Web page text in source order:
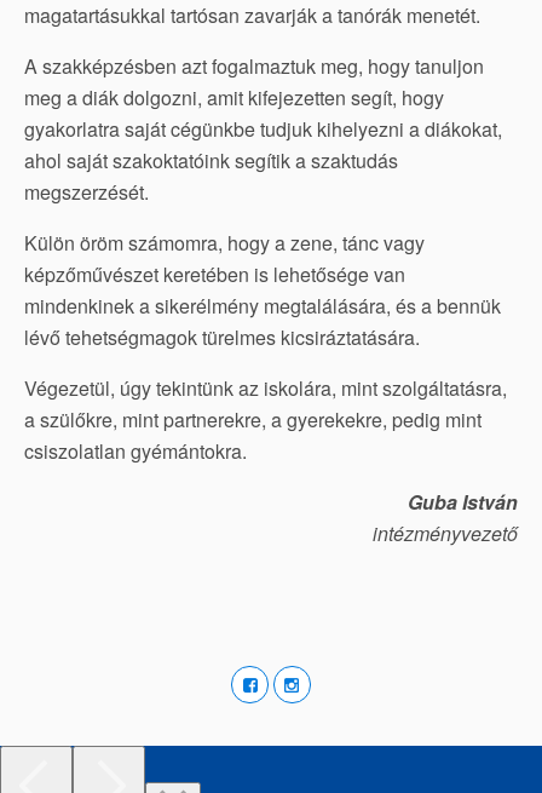
magatartásukkal tartósan zavarják a tanórák menetét.
A szakképzésben azt fogalmaztuk meg, hogy tanuljon
meg a diák dolgozni, amit kifejezetten segít, hogy
gyakorlatra saját cégünkbe tudjuk kihelyezni a diákokat,
ahol saját szakoktatóink segítik a szaktudás
megszerzését.
Külön öröm számomra, hogy a zene, tánc vagy
képzőművészet keretében is lehetősége van
mindenkinek a sikerélmény megtalálására, és a bennük
lévő tehetségmagok türelmes kicsiráztatására.
Végezetül, úgy tekintünk az iskolára, mint szolgáltatásra,
a szülőkre, mint partnerekre, a gyerekekre, pedig mint
csiszolatlan gyémántokra.
Guba István
intézményvezető